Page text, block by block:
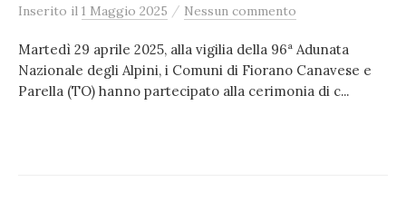
Inserito il 1 Maggio 2025 / Nessun commento
Martedì 29 aprile 2025, alla vigilia della 96ª Adunata
Nazionale degli Alpini, i Comuni di Fiorano Canavese e
Parella (TO) hanno partecipato alla cerimonia di c...